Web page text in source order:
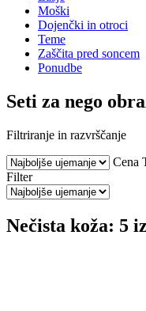
Moški
Dojenčki in otroci
Teme
Zaščita pred soncem
Ponudbe
Seti za nego
Filtriranje in razvrščanje
Cena
Filter
Nečista koža: 5